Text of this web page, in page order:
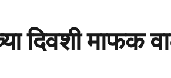
दिवशी माफक